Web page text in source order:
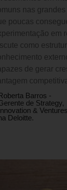
nas
poucas
em
como
de gerar
Barros -
de Strategy,
& Ventures
Deloitte.